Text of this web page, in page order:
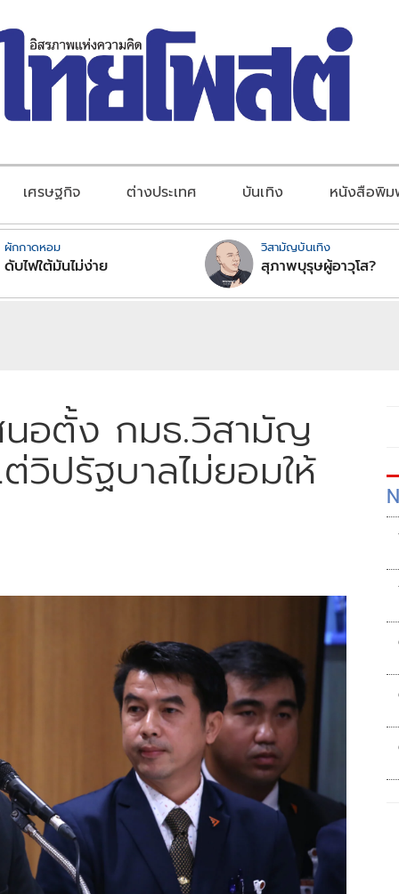
เศรษฐกิจ ต่างประเทศ บันเทิง หนังสือพิ
ผักกาดหอม
ดับไฟใต้มันไม่ง่าย
วิสามัญบันเทิง
สุภาพบุรุษผู้อาวุโส?
นอตั้ง กมธ.วิสามัญ
ปรัฐบาลไม่ยอมให้